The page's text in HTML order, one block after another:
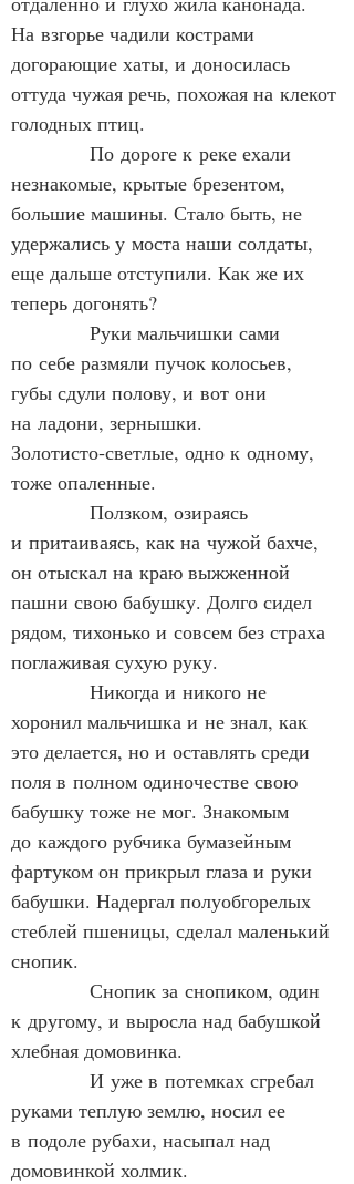
На взгорье чадили кострами
догорающие хаты, и доносилась
оттуда чужая речь, похожая на клекот
голодных птиц.
По дороге к реке ехали
незнакомые, крытые брезентом,
большие машины. Стало быть, не
удержались у моста наши солдаты,
еще дальше отступили. Как же их
теперь догонять?
Руки мальчишки сами
по себе размяли пучок колосьев,
губы сдули полову, и вот они
на ладони, зернышки.
Золотисто‑светлые, одно к одному,
тоже опаленные.
Ползком, озираясь
и притаиваясь, как на чужой бахчe,
он отыскал на краю выжженной
пашни свою бабушку. Долго сидел
рядом, тихонько и совсем без страха
поглаживая сухую руку.
Никогда и никого не
хоронил мальчишка и не знал, как
это делается, но и оставлять среди
поля в полном одиночестве свою
бабушку тоже не мог. Знакомым
до каждого рубчика бумазейным
фартуком он прикрыл глаза и руки
бабушки. Надергал полуобгорелых
стеблей пшеницы, сделал маленький
снопик.
Снопик за снопиком, один
к другому, и выросла над бабушкой
хлебная домовинка.
И уже в потемках сгребал
руками теплую землю, носил ее
в подоле рубахи, насыпал над
домовинкой холмик.